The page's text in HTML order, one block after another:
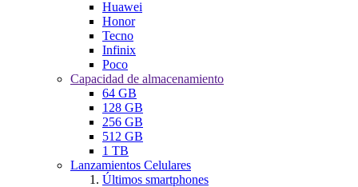
Huawei
Honor
Tecno
Infinix
Poco
Capacidad de almacenamiento
64 GB
128 GB
256 GB
512 GB
1 TB
Lanzamientos Celulares
Últimos smartphones